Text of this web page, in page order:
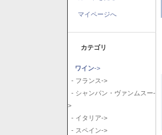
マイページへ
カテゴリ
ワイン->
- フランス->
- シャンパン・ヴァンムスー-
>
- イタリア->
- スペイン->